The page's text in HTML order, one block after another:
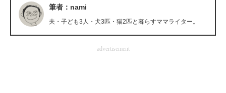
電子設計の基本と応用
エネルギーの専門メディア
建設×テクノロジーの最前線
筆者：nami
夫・子ども3人・犬3匹・猫2匹と暮らすママライター。
advertisement